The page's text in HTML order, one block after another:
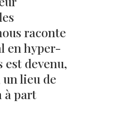
raconte
en hyper-
est devenu,
lieu de
à part